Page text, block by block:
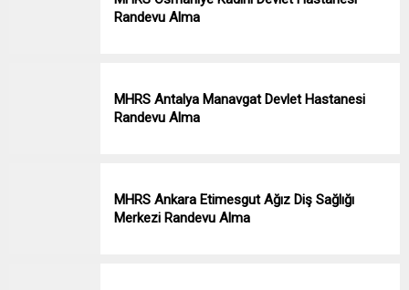
Randevu Alma
MHRS Antalya Manavgat Devlet Hastanesi
Randevu Alma
MHRS Ankara Etimesgut Ağız Diş Sağlığı
Merkezi Randevu Alma